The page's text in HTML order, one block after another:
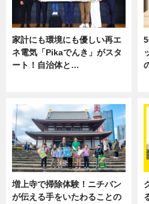
家計にも環境にも優しい再エ
ネ電気「Pikaでんき」がスタ
ート！自治体と…
増上寺で掃除体験！ニチバン
が伝える手をいたわることの